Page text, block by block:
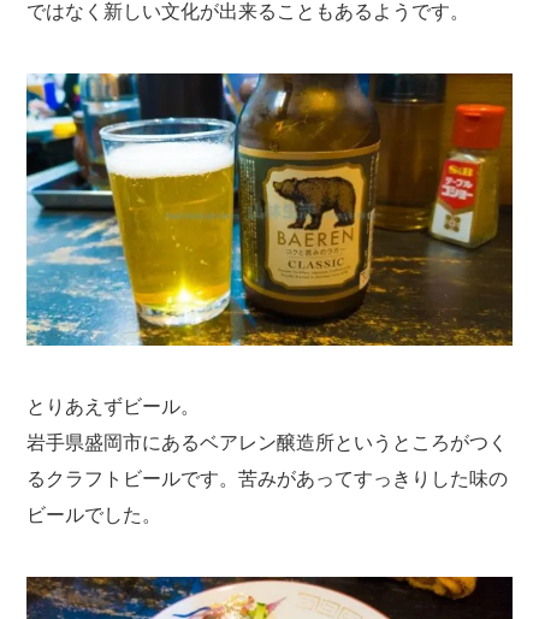
ではなく新しい文化が出来ることもあるようです。
とりあえずビール。
岩手県盛岡市にあるベアレン醸造所というところがつく
るクラフトビールです。苦みがあってすっきりした味の
ビールでした。